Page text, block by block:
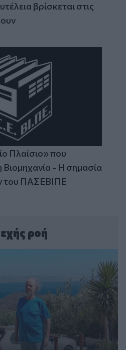
βρίσκεται στις
Πλαίσιο» που
Βιομηχανία - Η σημασία
του ΠΑΣΕΒΙΠΕ
ροή